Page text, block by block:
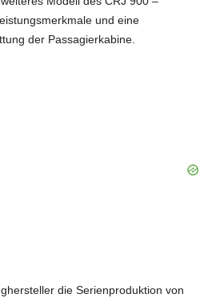
und eine
der Passagierkabine.
die Serienproduktion von